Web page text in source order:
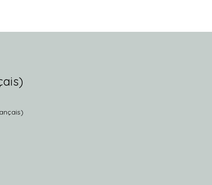
(Français) Follow Us
(Français)